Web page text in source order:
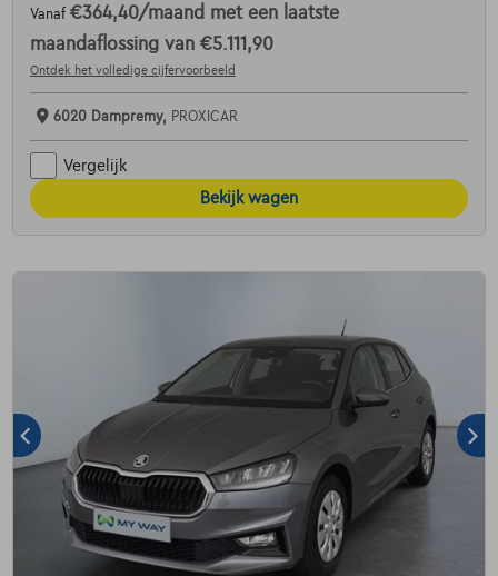
Vanaf €364,40/maand met een laatste
maandaflossing van €5.111,90
Ontdek het volledige cijfervoorbeeld
6020 Dampremy, PROXICAR
Vergelijk
Bekijk wagen